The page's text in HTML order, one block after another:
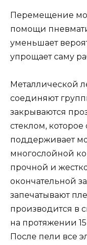
Перемещение
помощи
уменьшает
упрощает саму
Металлической
соединяют
закрываются
стеклом,
поддерживает
многослойной
прочной и
окончательной
запечатывают
производится в
на протяжении
После пели все